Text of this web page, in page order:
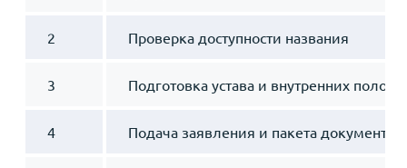
2 Проверка доступности названия
3 Подготовка устава и внутренних
4 Подача заявления и пакета